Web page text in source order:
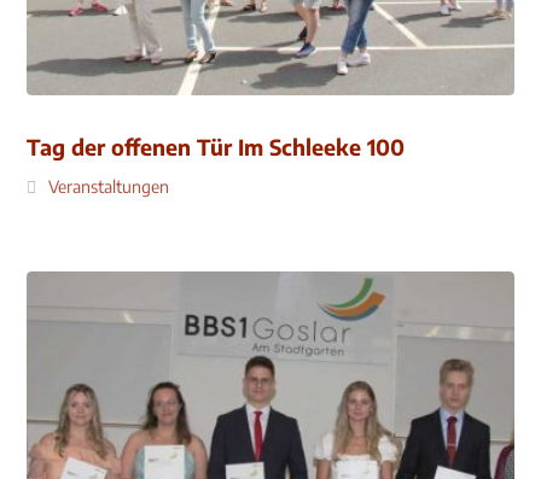
Tag der offenen Tür Im Schleeke 100
Veranstaltungen